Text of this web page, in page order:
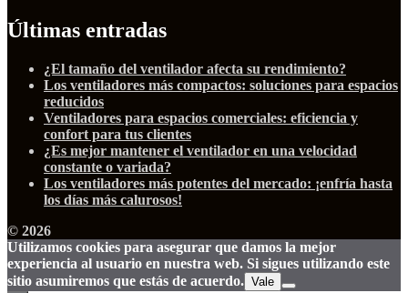
Últimas entradas
¿El tamaño del ventilador afecta su rendimiento?
Los ventiladores más compactos: soluciones para espacios
reducidos
Ventiladores para espacios comerciales: eficiencia y
confort para tus clientes
¿Es mejor mantener el ventilador en una velocidad
constante o variada?
Los ventiladores más potentes del mercado: ¡enfría hasta
los días más calurosos!
© 2026
Utilizamos cookies para asegurar que damos la mejor
experiencia al usuario en nuestra web. Si sigues utilizando este
sitio asumiremos que estás de acuerdo. Vale